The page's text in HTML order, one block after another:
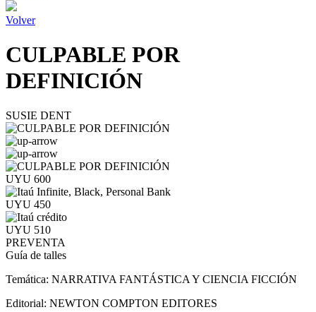
Volver
CULPABLE POR
DEFINICIÓN
SUSIE DENT
UYU 600
UYU 450
UYU 510
PREVENTA
Guía de talles
Temática: NARRATIVA FANTÁSTICA Y CIENCIA FICCIÓN
Editorial: NEWTON COMPTON EDITORES